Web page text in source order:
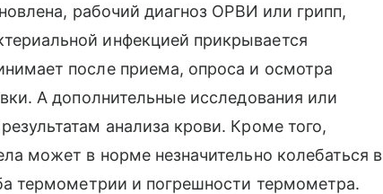
рабочий диагноз ОРВИ или грипп,
инфекцией прикрывается
после приема, опроса и осмотра
А дополнительные исследования или
анализа крови. Кроме того,
может в норме незначительно колебаться в
термометрии и погрешности термометра.